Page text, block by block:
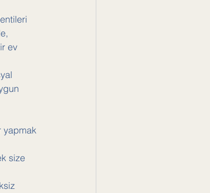
ev
yapmak
size